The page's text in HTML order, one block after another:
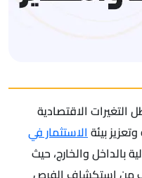
التغيرات الاقتصادية
بيئةالاستثمار في
بالداخل والخارج، حيث